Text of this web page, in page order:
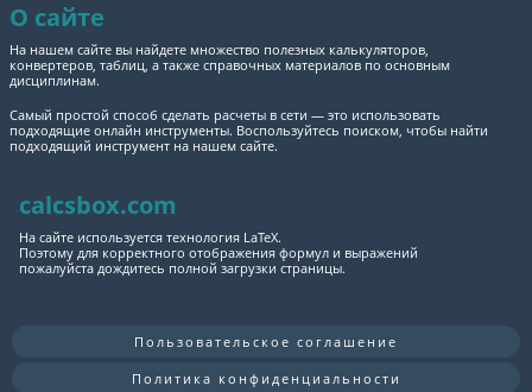
О сайте
На нашем сайте вы найдете множество полезных калькуляторов,
конвертеров, таблиц, а также справочных материалов по основным
дисциплинам.
Самый простой способ сделать расчеты в сети — это использовать
подходящие онлайн инструменты. Воспользуйтесь поиском, чтобы найти
подходящий инструмент на нашем сайте.
calcsbox.com
На сайте используется технология LaTeX.
Поэтому для корректного отображения формул и выражений
пожалуйста дождитесь полной загрузки страницы.
Пользовательское соглашение
Политика конфиденциальности